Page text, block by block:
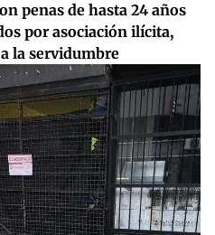
penas de hasta 24 años
por asociación ilícita,
la servidumbre